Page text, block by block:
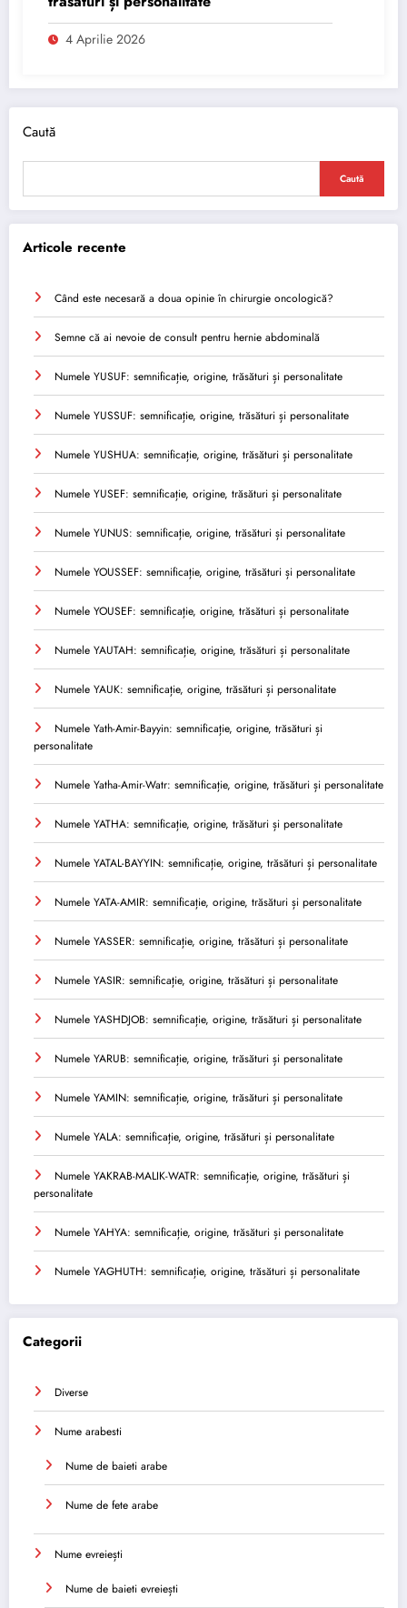
4 Aprilie 2026
Caută
Caută
Articole recente
Când este necesară a doua opinie în chirurgie oncologică?
Semne că ai nevoie de consult pentru hernie abdominală
Numele YUSUF: semnificație, origine, trăsături și personalitate
Numele YUSSUF: semnificație, origine, trăsături și personalitate
Numele YUSHUA: semnificație, origine, trăsături și personalitate
Numele YUSEF: semnificație, origine, trăsături și personalitate
Numele YUNUS: semnificație, origine, trăsături și personalitate
Numele YOUSSEF: semnificație, origine, trăsături și personalitate
Numele YOUSEF: semnificație, origine, trăsături și personalitate
Numele YAUTAH: semnificație, origine, trăsături și personalitate
Numele YAUK: semnificație, origine, trăsături și personalitate
Numele Yath-Amir-Bayyin: semnificație, origine, trăsături și
personalitate
Numele Yatha-Amir-Watr: semnificație, origine, trăsături și personalitate
Numele YATHA: semnificație, origine, trăsături și personalitate
Numele YATAL-BAYYIN: semnificație, origine, trăsături și personalitate
Numele YATA-AMIR: semnificație, origine, trăsături și personalitate
Numele YASSER: semnificație, origine, trăsături și personalitate
Numele YASIR: semnificație, origine, trăsături și personalitate
Numele YASHDJOB: semnificație, origine, trăsături și personalitate
Numele YARUB: semnificație, origine, trăsături și personalitate
Numele YAMIN: semnificație, origine, trăsături și personalitate
Numele YALA: semnificație, origine, trăsături și personalitate
Numele YAKRAB-MALIK-WATR: semnificație, origine, trăsături și
personalitate
Numele YAHYA: semnificație, origine, trăsături și personalitate
Numele YAGHUTH: semnificație, origine, trăsături și personalitate
Categorii
Diverse
Nume arabesti
Nume de baieti arabe
Nume de fete arabe
Nume evreiești
Nume de baieti evreiești